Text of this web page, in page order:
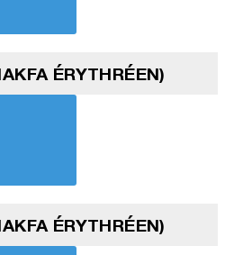
ÉRYTHRÉEN)
ÉRYTHRÉEN)